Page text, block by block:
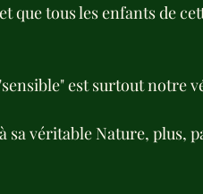
que tous les enfants de
est surtout notre
sa véritable Nature, plus,